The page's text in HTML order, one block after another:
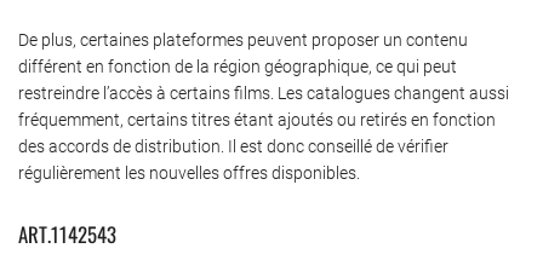
De plus, certaines plateformes peuvent proposer un contenu
différent en fonction de la région géographique, ce qui peut
restreindre l’accès à certains films. Les catalogues changent aussi
fréquemment, certains titres étant ajoutés ou retirés en fonction
des accords de distribution. Il est donc conseillé de vérifier
régulièrement les nouvelles offres disponibles.
ART.1142543